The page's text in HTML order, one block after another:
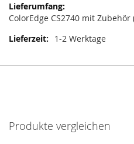
ColorEdge CS2740 mit
1-2 Werktage
Produkte vergleichen